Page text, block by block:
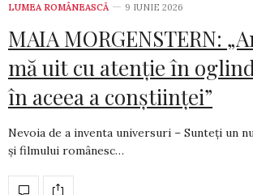
LUMEA ROMÂNEASCĂ 9 IUNIE 2026
MAIA MORGENSTERN:
mă uit cu atenție în
în aceea a conștiinței”
Nevoia de a inventa universuri – Sunteți un
și filmului românesc…